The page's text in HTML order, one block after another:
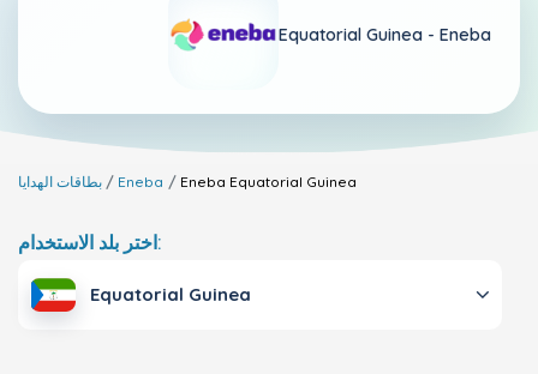
Equatorial Guinea - Eneba
بطاقات الهدايا Eneba Eneba Equatorial Guinea
اختر بلد الاستخدام:
Equatorial Guinea